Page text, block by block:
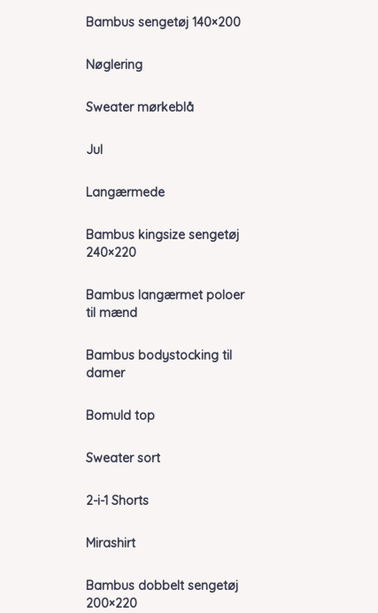
Bambus sengetøj 140×200
Nøglering
Sweater mørkeblå
Jul
Langærmede
Bambus kingsize sengetøj
240×220
Bambus langærmet poloer
til mænd
Bambus bodystocking til
damer
Bomuld top
Sweater sort
2-i-1 Shorts
Mirashirt
Bambus dobbelt sengetøj
200×220